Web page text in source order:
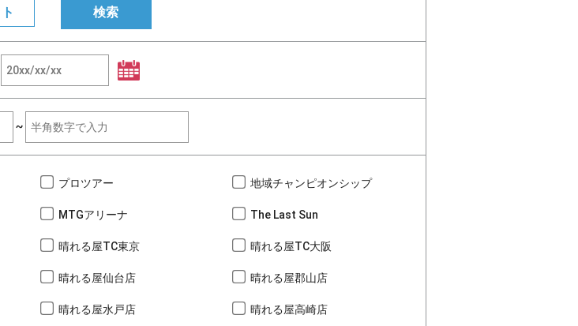
~
プロツアー 地域チャンピオンシップ
MTGアリーナ The Last Sun
晴れる屋TC東京 晴れる屋TC大阪
晴れる屋仙台店 晴れる屋郡山店
晴れる屋水戸店 晴れる屋高崎店